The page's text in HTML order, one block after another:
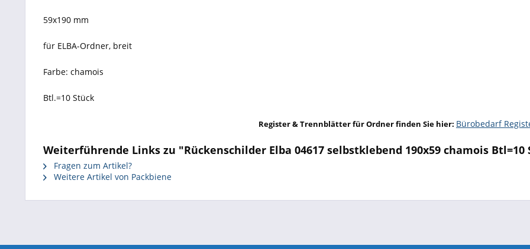
59x190 mm
für ELBA-Ordner, breit
Farbe: chamois
Btl.=10 Stück
Register & Trennblätter für Ordner finden Sie hier: Bürobedarf
Weiterführende Links zu "Rückenschilder Elba 04617 selbstklebend 190x59 chamois Btl=10
Fragen zum Artikel?
Weitere Artikel von Packbiene